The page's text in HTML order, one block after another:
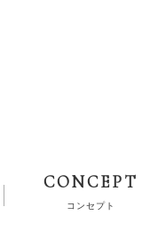
CONCEPT
コンセプト